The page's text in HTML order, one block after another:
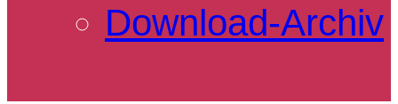
Download-Archiv